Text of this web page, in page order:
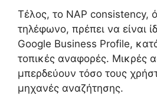
Τέλος, το NAP consistency,
τηλέφωνο, πρέπει να είναι
Google Business Profile,
τοπικές αναφορές. Μικρές
μπερδεύουν τόσο τους
μηχανές αναζήτησης.